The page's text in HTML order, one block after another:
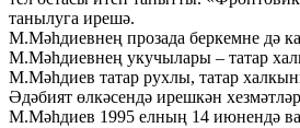
танылуга ирешә.
М.Мәһдиевнең прозада беркемне дә
М.Мәһдиевнең укучылары – татар
М.Мәһдиев татар рухлы, татар
Әдәбият өлкәсендә ирешкән
М.Мәһдиев 1995 елның 14 июнендә